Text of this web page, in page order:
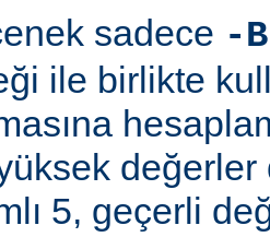
sadece -B
ile birlikte
5, geçerli